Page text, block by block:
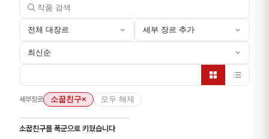
전체 대장르 세부 장르 추가
최신순
세부장르 소꿉친구× 모두 해제
소꿉친구를 폭군으로 키웠습니다